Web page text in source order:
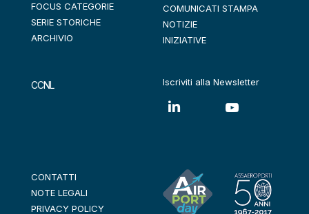
FOCUS CATEGORIE
SERIE STORICHE
ARCHIVIO
CCNL
COMUNICATI STAMPA
NOTIZIE
INIZIATIVE
Iscriviti alla Newsletter
CONTATTI
NOTE LEGALI
PRIVACY POLICY